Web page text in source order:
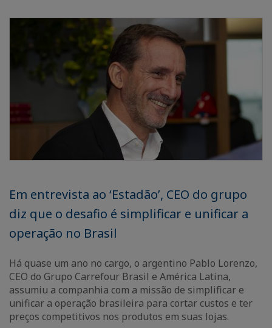
Em entrevista ao ‘Estadão’, CEO do grupo
diz que o desafio é simplificar e unificar a
operação no Brasil
Há quase um ano no cargo, o argentino Pablo Lorenzo,
CEO do Grupo Carrefour Brasil e América Latina,
assumiu a companhia com a missão de simplificar e
unificar a operação brasileira para cortar custos e ter
preços competitivos nos produtos em suas lojas.